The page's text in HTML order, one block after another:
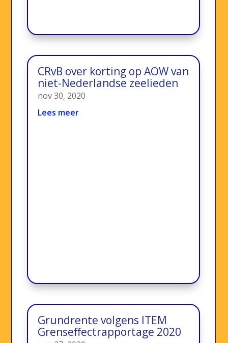
CRvB over korting op AOW van
niet-Nederlandse zeelieden
nov 30, 2020
Lees meer
Grundrente volgens ITEM
Grenseffectrapportage 2020